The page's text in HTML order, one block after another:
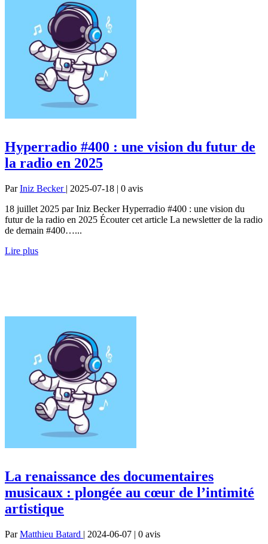
Hyperradio #400 : une vision du futur de
la radio en 2025
ParIniz Becker | 2025-07-18 | 0 avis
18 juillet 2025 par Iniz Becker Hyperradio #400 : une vision du
futur de la radio en 2025 Écouter cet article La newsletter de la radio
de demain #400…...
Lire plus
La renaissance des documentaires
musicaux : plongée au cœur de l’intimité
artistique
ParMatthieu Batard | 2024-06-07 | 0 avis